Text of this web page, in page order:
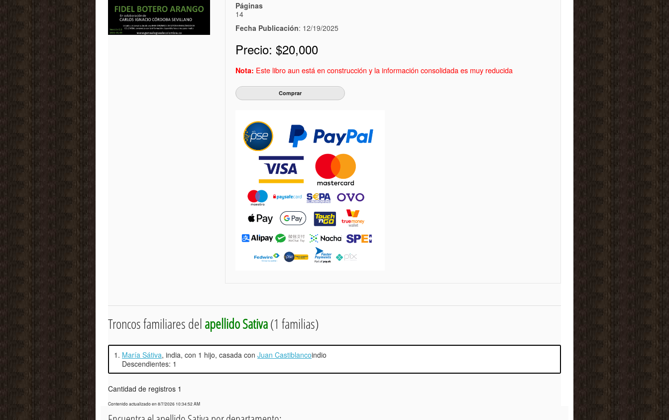
Páginas
14
Fecha Publicación: 12/19/2025
Precio: $20,000
Nota: Este libro aun está en construcción y la información consolidada es muy reducida
Troncos familiares delapellido Sativa(1 familias)
1. María Sátiva, india, con 1 hijo, casada con Juan Castiblancoindio
Descendientes: 1
Cantidad de registros 1
Contenido actualizado en 8/7/2026 10:34:52 AM